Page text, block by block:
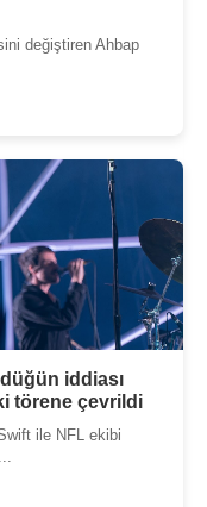
değiştiren Ahbap
iddiası
törene çevrildi
ile NFL ekibi